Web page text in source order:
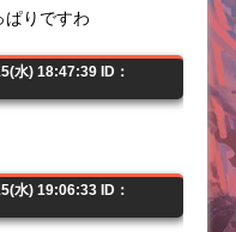
ぱりですわ
水) 18:47:39 ID：
水) 19:06:33 ID：